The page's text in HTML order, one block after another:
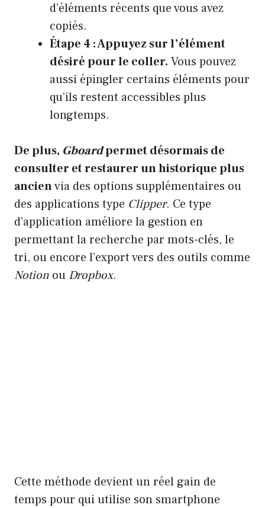
d’éléments récents que vous avez
copiés.
Étape 4 : Appuyez sur l’élément
désiré pour le coller. Vous pouvez
aussi épingler certains éléments pour
qu’ils restent accessibles plus
longtemps.
De plus, Gboardpermet désormais de
consulter et restaurer un historique plus
ancienvia des options supplémentaires ou
des applications type Clipper. Ce type
d’application améliore la gestion en
permettant la recherche par mots-clés, le
tri, ou encore l’export vers des outils comme
Notion ou Dropbox.
Cette méthode devient un réel gain de
temps pour qui utilise son smartphone